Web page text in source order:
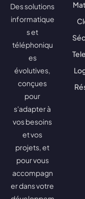
Des solutions
informatique
s et
téléphoniqu
es
évolutives,
conçues
pour
s'adapter à
vos besoins
et vos
projets, et
pour vous
accompagn
er dans votre